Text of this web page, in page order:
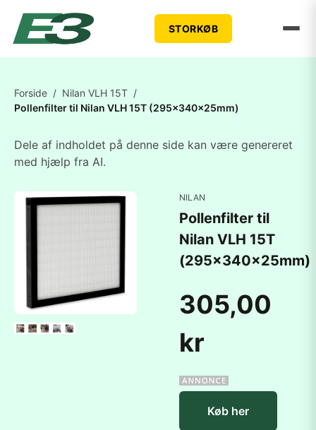
STORKØB
Forside / Nilan VLH 15T /
Pollenfilter til Nilan VLH 15T (295x340x25mm)
Dele af indholdet på denne side kan være genereret
med hjælp fra AI.
NILAN
Pollenfilter til
Nilan VLH 15T
(295x340x25mm)
305,00
kr
Køb her